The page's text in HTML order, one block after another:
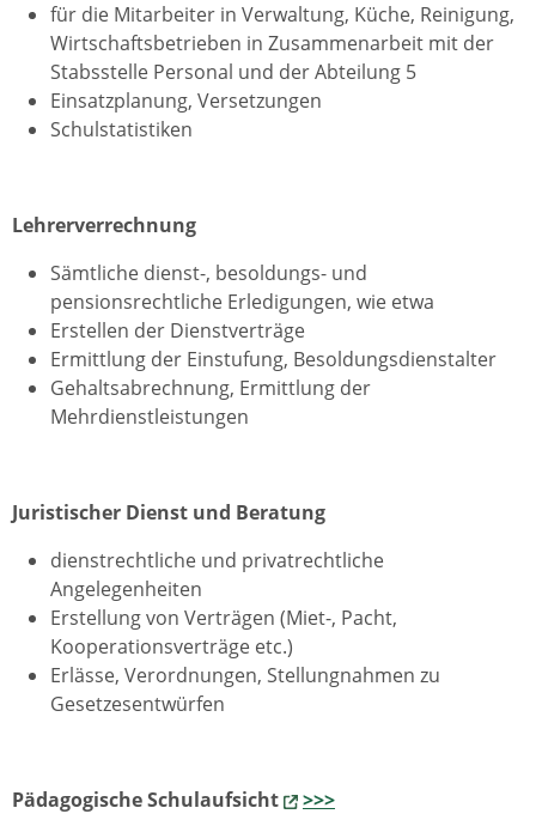
für die Mitarbeiter in Verwaltung, Küche, Reinigung,
Wirtschaftsbetrieben in Zusammenarbeit mit der
Stabsstelle Personal und der Abteilung 5
Einsatzplanung, Versetzungen
Schulstatistiken
Lehrerverrechnung
Sämtliche dienst-, besoldungs- und
pensionsrechtliche Erledigungen, wie etwa
Erstellen der Dienstverträge
Ermittlung der Einstufung, Besoldungsdienstalter
Gehaltsabrechnung, Ermittlung der
Mehrdienstleistungen
Juristischer Dienst und Beratung
dienstrechtliche und privatrechtliche
Angelegenheiten
Erstellung von Verträgen (Miet-, Pacht,
Kooperationsverträge etc.)
Erlässe, Verordnungen, Stellungnahmen zu
Gesetzesentwürfen
Pädagogische Schulaufsicht
>>>